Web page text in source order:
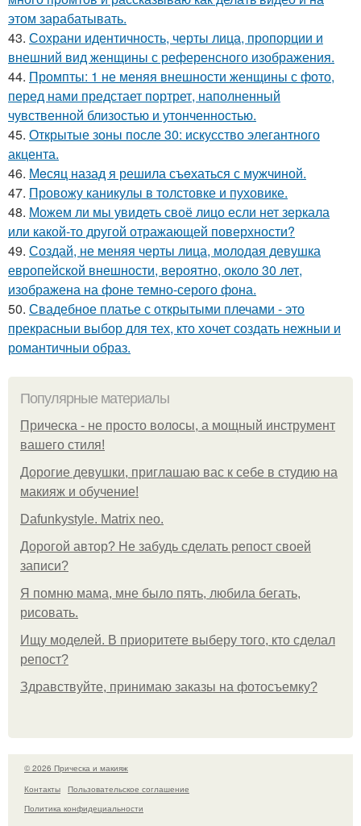
этом зарабатывать.
43. Сохрани идентичность, черты лица, пропорции и
внешний вид женщины с референсного изображения.
44. Промпты: 1 не меняя внешности женщины с фото,
перед нами предстает портрет, наполненный
чувственной близостью и утонченностью.
45. Открытые зоны после 30: искусство элегантного
акцента.
46. Мeсяц назад я решила съeхаться с мужчиной.
47. Провожу каникулы в толстовке и пуховике.
48. Можем ли мы увидеть своё лицо если нет зеркала
или какой-то другой отражающей поверхности?
49. Создай, не меняя черты лица, молодая девушка
европейской внешности, вероятно, около 30 лет,
изображена на фоне темно-серого фона.
50. Свадебное платье с открытыми плечами - это
прекрасныи выбор для тех, кто хочет создать нежныи и
романтичныи образ.
Популярные материалы
Прическа - не просто волосы, а мощный инструмент
вашего стиля!
Дорогие девушки, приглашаю вас к себе в студию на
макияж и обучение!
Dafunkystyle. Matrix neo.
Дорогой автор? Не забудь сделать репост своей
записи?
Я помню мама, мне было пять, любила бегать,
рисовать.
Ищу моделей. В приоритете выберу того, кто сделал
репост?
Здравствуйте, принимаю заказы на фотосъемку?
© 2026 Прическа и макияж
Контакты
Пользовательское соглашение
Политика конфидециальности